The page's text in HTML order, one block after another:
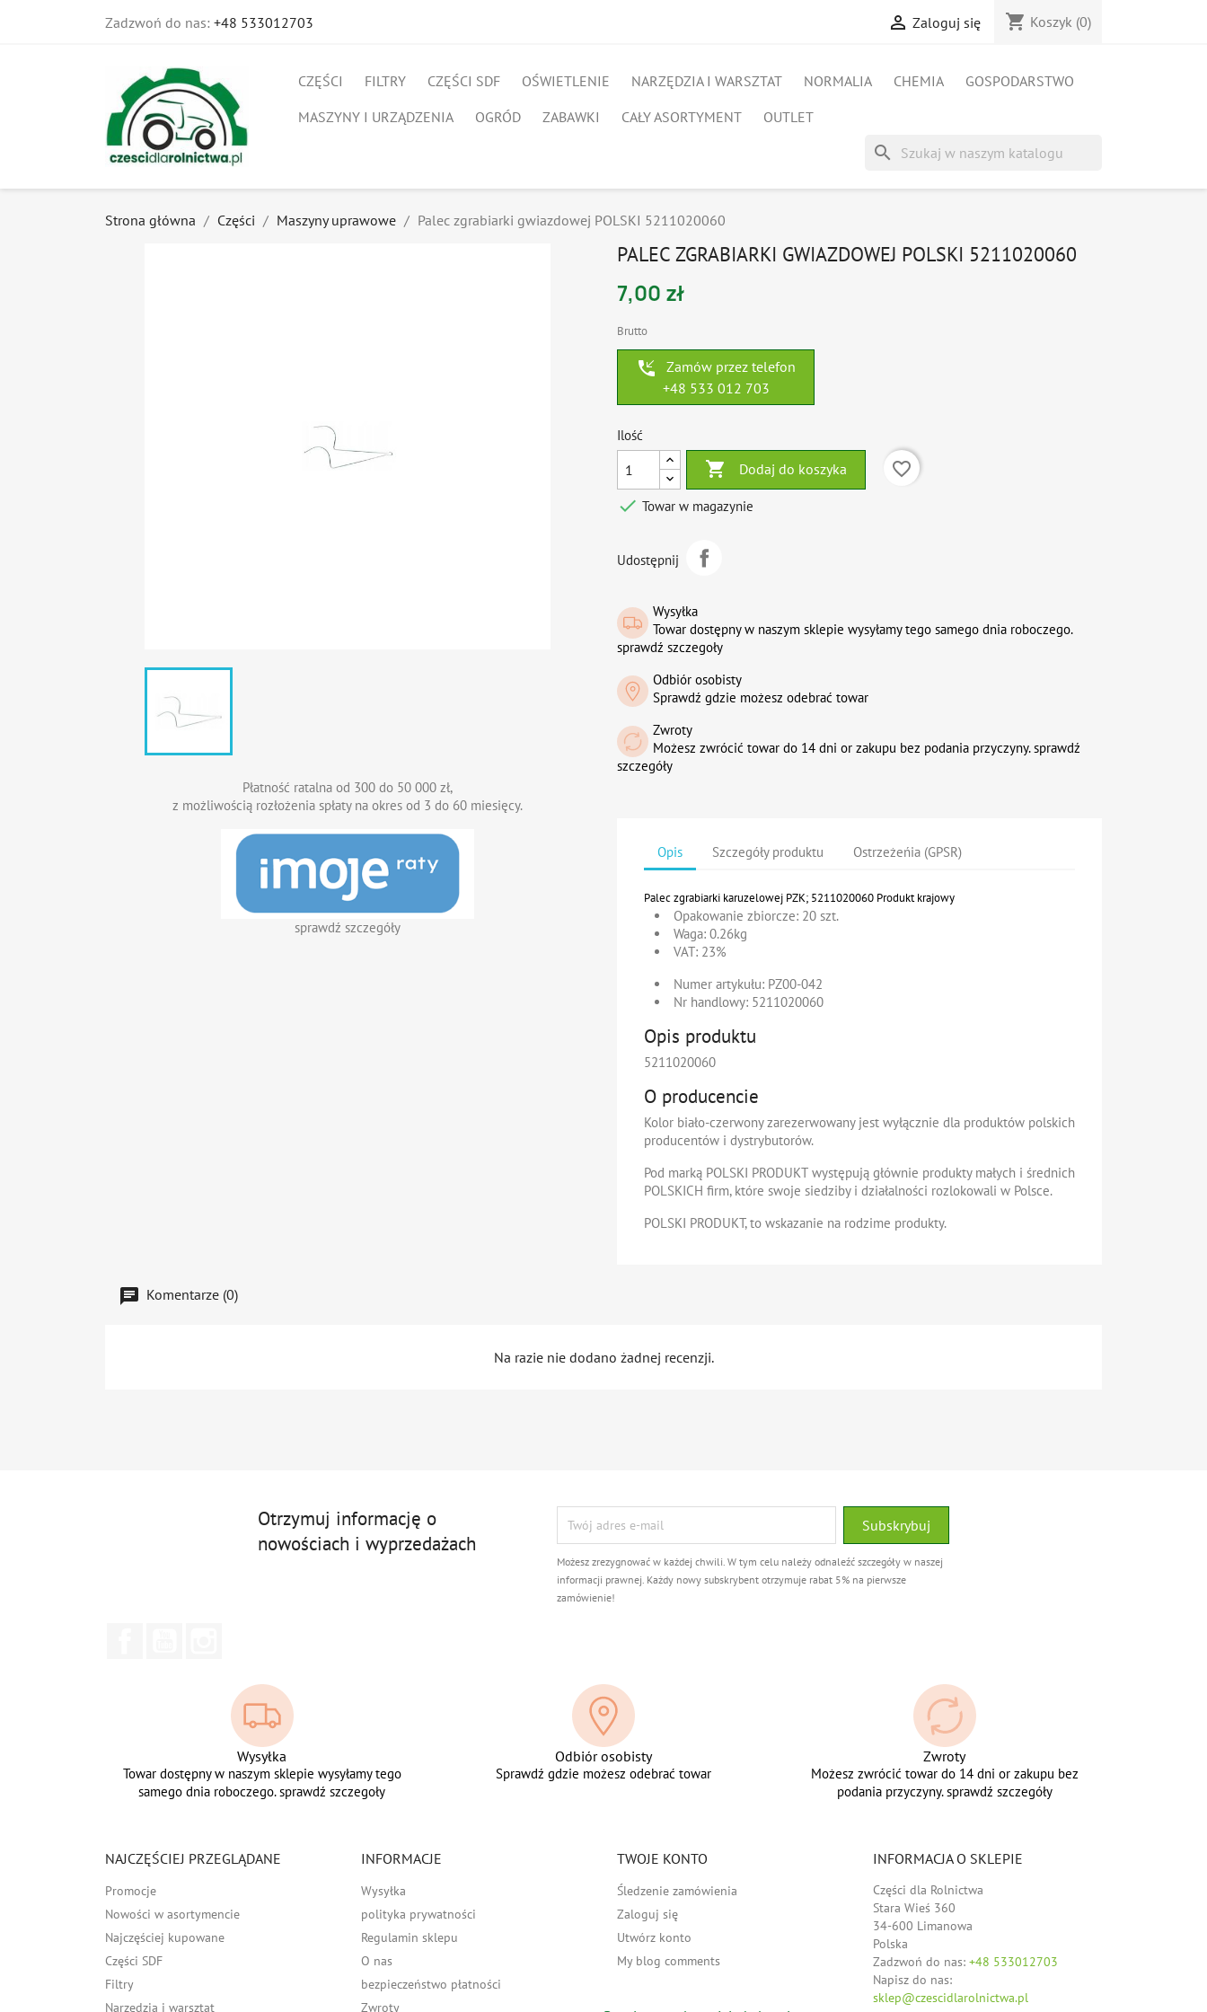
Zadzwoń do nas: +48 533012703  Zaloguj się shopping_cart Koszyk (0)
CZĘŚCI FILTRY CZĘŚCI SDF OŚWIETLENIE NARZĘDZIA I WARSZTAT NORMALIA CHEMIA
GOSPODARSTWO
MASZYNY I URZĄDZENIA
OGRÓD ZABAWKI CAŁY ASORTYMENT OUTLET
search
Strona główna Części Maszyny uprawowe Palec zgrabiarki gwiazdowej POLSKI 5211020060
Płatność ratalna od 300 do 50 000 zł,
z możliwością rozłożenia spłaty na okres od 3 do 60 miesięcy.
sprawdź szczegóły
PALEC ZGRABIARKI GWIAZDOWEJ POLSKI 5211020060
7,00 zł
Brutto
phone_callback
Zamów przez telefon
+48 533 012 703
Ilość
 Dodaj do koszyka
favorite_border
 Towar w magazynie
Udostępnij
Wysyłka
Towar dostępny w naszym sklepie wysyłamy tego samego dnia roboczego.
sprawdź szczegoły
Odbiór osobisty
Sprawdź gdzie możesz odebrać towar
Zwroty
Możesz zwrócić towar do 14 dni or zakupu bez podania przyczyny. sprawdź
szczegóły
Opis Szczegóły produktu Ostrzeżeńia (GPSR)
Palec zgrabiarki karuzelowej PZK; 5211020060 Produkt krajowy
Opakowanie zbiorcze: 20 szt.
Waga: 0.26kg
VAT: 23%
Numer artykułu: PZ00-042
Nr handlowy: 5211020060
Opis produktu
5211020060
O producencie
Kolor biało-czerwony zarezerwowany jest wyłącznie dla produktów polskich
producentów i dystrybutorów.
Pod marką POLSKI PRODUKT występują głównie produkty małych i średnich
POLSKICH firm, które swoje siedziby i działalności rozlokowali w Polsce.
POLSKI PRODUKT, to wskazanie na rodzime produkty.
Komentarze (0)
Na razie nie dodano żadnej recenzji.
Otrzymuj informację o
nowościach i wyprzedażach
Możesz zrezygnować w każdej chwili. W tym celu należy odnaleźć szczegóły w naszej
informacji prawnej. Każdy nowy subskrybent otrzymuje rabat 5% na pierwsze
zamówienie!
Wysyłka
Towar dostępny w naszym sklepie wysyłamy tego
samego dnia roboczego. sprawdź szczegoły
Odbiór osobisty
Sprawdź gdzie możesz odebrać towar
Zwroty
Możesz zwrócić towar do 14 dni or zakupu bez
podania przyczyny. sprawdź szczegóły
NAJCZĘŚCIEJ PRZEGLĄDANE
Promocje
Nowości w asortymencie
Najczęściej kupowane
Części SDF
Filtry
Narzędzia i warsztat
INFORMACJE
Wysyłka
polityka prywatności
Regulamin sklepu
O nas
bezpieczeństwo płatności
Zwroty
TWOJE KONTO
Śledzenie zamówienia
Zaloguj się
Utwórz konto
My blog comments
INFORMACJA O SKLEPIE
Części dla Rolnictwa
Stara Wieś 360
34-600 Limanowa
Polska
Zadzwoń do nas: +48 533012703
Napisz do nas:
sklep@czescidlarolnictwa.pl